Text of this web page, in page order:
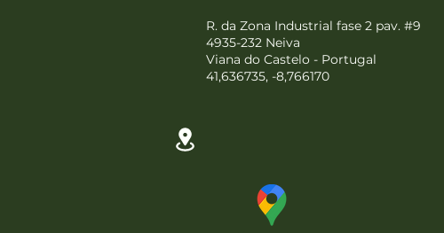
R. da Zona Industrial fase 2 pav. #9
4935-232 Neiva
Viana do Castelo - Portugal
41,636735, -8,766170